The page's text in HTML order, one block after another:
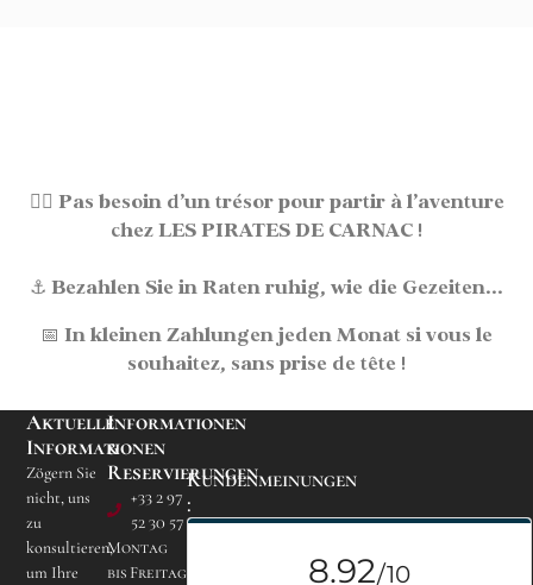
🏴‍☠️ Pas besoin d’un trésor pour partir à l’aventure
chez LES PIRATES DE CARNAC !
⚓ Bezahlen Sie in Raten ruhig, wie die Gezeiten...
📅 In kleinen Zahlungen jeden Monat si vous le
souhaitez, sans prise de tête !
Informationen
&
Reservierungen
+33 2 97
52 30 57
Montag
bis Freitag
Aktuelle
Informationen
Zögern Sie
nicht, uns
zu
konsultieren,
um Ihre
Kundenmeinungen
: